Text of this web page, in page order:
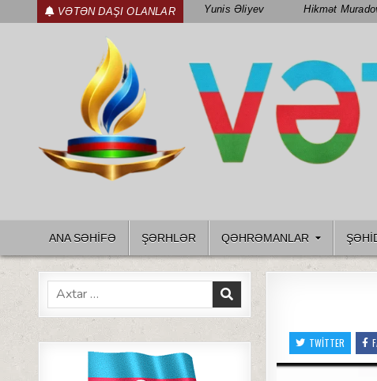
to
VƏTƏN DAŞI OLANLAR Yunis Əliyev Hikmət
ANA SƏHİFƏ ŞƏRHLƏR QƏHRƏMANLAR
TWITTER
Search
for: